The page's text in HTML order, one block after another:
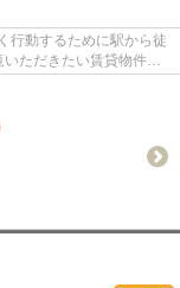
行動するために駅から徒
ただきたい賃貸物件で